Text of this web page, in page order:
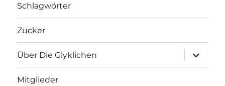
Schlagwörter
Zucker
Über Die Glyklichen
öffnen
Mitglieder